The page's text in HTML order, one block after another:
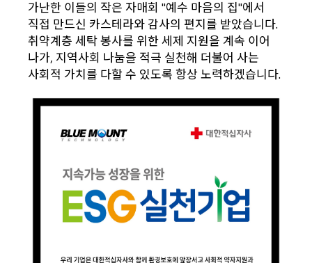
가난한 이들의 작은 자매회 "예수 마음의 집"에서
직접 만드신 카스테라와 감사의 편지를 받았습니다.
취약계층 세탁 봉사를 위한 세제 지원을 계속 이어
나가, 지역사회 나눔을 적극 실천해 더불어 사는
사회적 가치를 다할 수 있도록 항상 노력하겠습니다.